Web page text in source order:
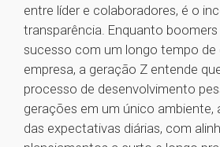
entre líder e colaboradores, é o
transparência. Enquanto
sucesso com um longo tempo
empresa, a geração Z entende
processo de desenvolvimento
gerações em um único ambiente,
das expectativas diárias, com